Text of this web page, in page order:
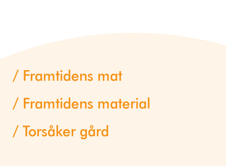
Framtidens mat
Framtidens material
Torsåker gård